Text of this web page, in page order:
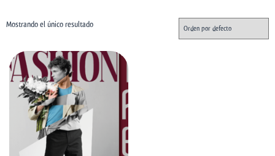
Mostrando el único resultado